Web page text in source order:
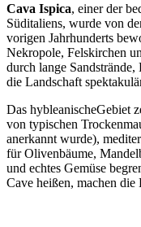
Cava Ispica, einer der
Süditaliens, wurde von
vorigen Jahrhunderts
Nekropole, Felskirchen
durch lange
die Landschaft
Das hybleanischeGebiet
von typischen
anerkannt wurde),
für Olivenbäume,
und echtes Gemüse
Cave heißen, machen